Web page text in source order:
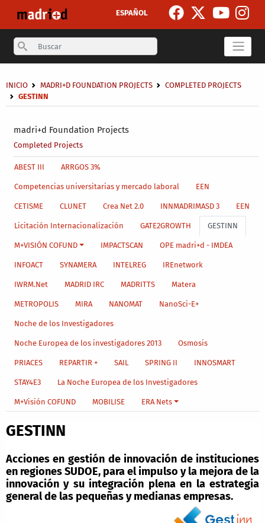
ESPAÑOL
Search
madri+d Foundation Projects
Completed Projects
Breadcrumb
INICIO MADRI+D FOUNDATION PROJECTS
COMPLETED PROJECTS
GESTINN
Main menu level 4
ABEST III ARRGOS 3%
Competencias universitarias y mercado laboral EEN
CETISME CLUNET Crea Net 2.0 INNMADRIMASD 3 EEN
Licitación Internacionalización GATE2GROWTH GESTINN
M+VISIÓN COFUND IMPACTSCAN OPE madri+d - IMDEA
INFOACT SYNAMERA INTELREG IREnetwork
IWRM.Net MADRID IRC MADRITTS Matera
METROPOLIS MIRA NANOMAT NanoSci-E+
Noche de los Investigadores
Noche Europea de los investigadores 2013 Osmosis
PRIACES REPARTIR + SAIL SPRING II INNOSMART
STAY4E3 La Noche Europea de los Investigadores
M+Visión COFUND MOBILISE ERA Nets
GESTINN
Acciones en gestión de innovación de instituciones
en regiones SUDOE, para el impulso y la mejora de la
innovación y su integración plena en la estrategia
general de las pequeñas y medianas empresas.